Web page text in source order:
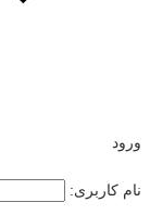
ورود
نام کاربری: